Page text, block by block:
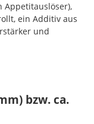
Appetitauslöser),
ein Additiv aus
und
bzw. ca.